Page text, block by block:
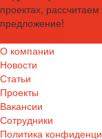
проектах,
предложение!
О компании
Новости
Статьи
Проекты
Вакансии
Сотрудники
Политика